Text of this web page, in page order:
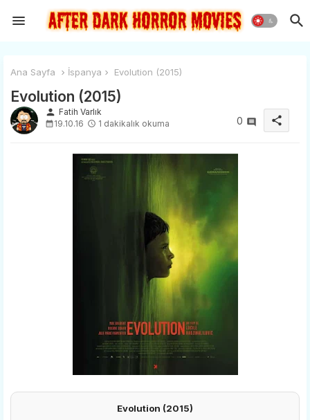
Ana Sayfa İspanya Evolution (2015)
Evolution (2015)
person Fatih Varlık
19.10.16
1 dakikalık okuma 0 share
Evolution (2015)